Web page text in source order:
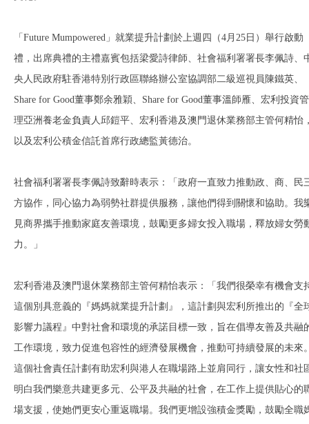
「Future Mumpowered」就業提升計劃於上週四（4月25日）舉行啟動
禮，出席典禮的主禮嘉賓包括梁愛詩律師、社會福利署署長李佩詩、
央人民政府駐香港特別行政區聯絡辦公室協調部二級巡視員陳鐵英、
Share for Good董事鄭余雅穎、Share for Good董事溫師雁、宏利投資管
理亞洲養老金負責人邱鎧平、宏利香港及澳門退休業務部主管何精怡
以及宏利公積金信託首席行政總監黃德治。
社會福利署署長李佩詩致辭時表示：「政府一直致力推動政、商、民
方協作，同心協力為弱勢社群提供服務，讓他們得到關懷和協助。我
見商界攜手推動家庭友善環境，鼓勵更多婦女投入職場，釋放婦女勞
力。」
宏利香港及澳門退休業務部主管何精怡表示：「我們很榮幸有機會支
這個別具意義的『媽媽就業提升計劃』，這計劃與宏利所推出的『全
影響力議程』中對社會和環境的承諾目標一致，旨在倡導友善及共融
工作環境，致力促進包容性的經濟發展機會，推動可持續發展的未來
這個社會責任計劃有助宏利與港人在職場路上並肩同行，讓女性和社
明白我們樂意共建更多元、公平及共融的社會，在工作上提供貼心的
場支援，使她們更安心重返職場。我們更增設強積金獎勵，鼓勵全職